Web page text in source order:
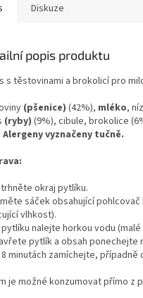
Diskuze
popis produktu
s těstovinami a brokolicí pro
(pšenice) (42%), mléko,
(ryby) (9%), cibule, brokolice
Alergeny vyznačeny tučně.
okraj pytlíku.
sáček obsahující
vlhkost).
pytlíku nalejte horkou vodu
pytlík a obsah ponechejte
8 minutách zamíchejte, případně
je možné konzumovat přímo z